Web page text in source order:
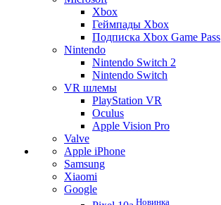
Xbox
Геймпады Xbox
Подписка Xbox Game Pass
Nintendo
Nintendo Switch 2
Nintendo Switch
VR шлемы
PlayStation VR
Oculus
Apple Vision Pro
Valve
Apple iPhone
Samsung
Xiaomi
Google
Новинка